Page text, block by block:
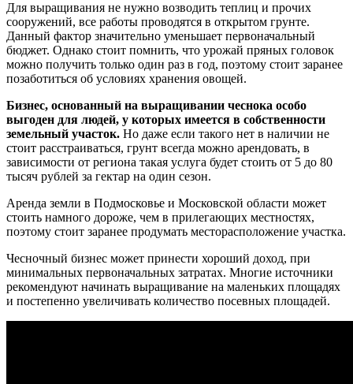
Для выращивания не нужно возводить теплиц и прочих
сооружений, все работы проводятся в открытом грунте.
Данный фактор значительно уменьшает первоначальный
бюджет. Однако стоит помнить, что урожай пряных головок
можно получить только один раз в год, поэтому стоит заранее
позаботиться об условиях хранения овощей.
Бизнес, основанный на выращивании чеснока особо
выгоден для людей, у которых имеется в собственности
земельный участок. Но даже если такого нет в наличии не
стоит расстраиваться, грунт всегда можно арендовать, в
зависимости от региона такая услуга будет стоить от 5 до 80
тысяч рублей за гектар на один сезон.
Аренда земли в Подмосковье и Московской области может
стоить намного дороже, чем в прилегающих местностях,
поэтому стоит заранее продумать месторасположение участка.
Чесночный бизнес может принести хороший доход, при
минимальных первоначальных затратах. Многие источники
рекомендуют начинать выращивание на маленьких площадях
и постепенно увеличивать количество посевных площадей.